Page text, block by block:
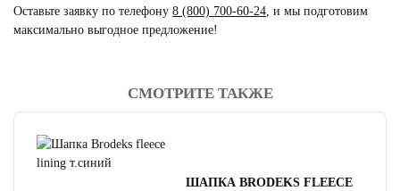
Оставьте заявку по телефону 8 (800) 700-60-24 и мы подготовим
максимально выгодное предложение!
4.5
СМОТРИТЕ ТАКЖЕ
ШАПКА BRODEKS FLEECE